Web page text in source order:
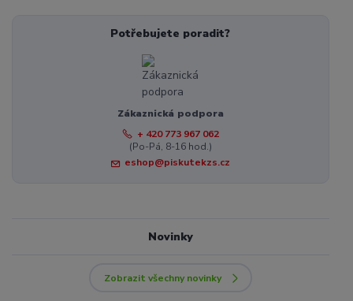
Potřebujete poradit?
Zákaznická podpora
+ 420 773 967 062
(Po-Pá, 8-16 hod.)
eshop@piskutekzs.cz
Novinky
Zobrazit všechny novinky